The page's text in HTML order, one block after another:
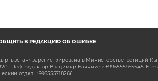
В РЕДАКЦИЮ ОБ ОШИБКЕ
зарегистрирована в Министерстве юстиций
Шеф-редактор Владимир Банников: +996555965545, E-
отдел: +996555718266.